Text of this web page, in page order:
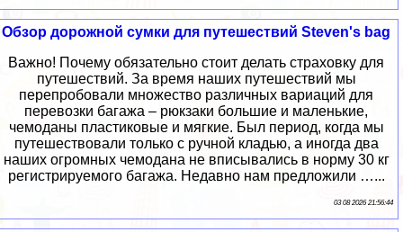
Обзор дорожной сумки для путешествий Steven's bag
Важно! Почему обязательно стоит делать страховку для
путешествий. За время наших путешествий мы
перепробовали множество различных вариаций для
перевозки багажа – рюкзаки большие и маленькие,
чемоданы пластиковые и мягкие. Был период, когда мы
путешествовали только с ручной кладью, а иногда два
наших огромных чемодана не вписывались в норму 30 кг
регистрируемого багажа. Недавно нам предложили …...
03 08 2026 21:56:44